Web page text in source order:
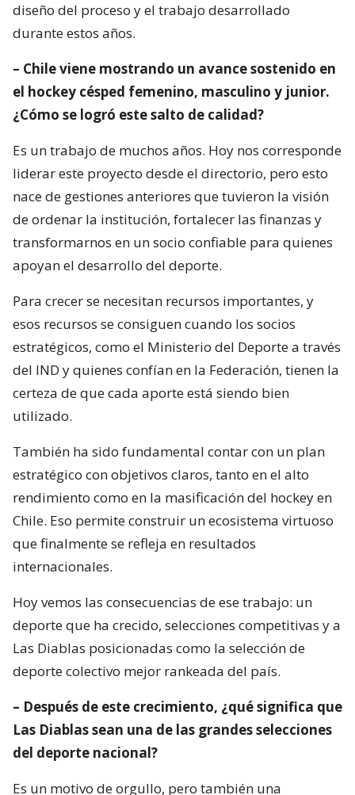
diseño del proceso y el trabajo desarrollado
durante estos años.
– Chile viene mostrando un avance sostenido en
el hockey césped femenino, masculino y junior.
¿Cómo se logró este salto de calidad?
Es un trabajo de muchos años. Hoy nos corresponde
liderar este proyecto desde el directorio, pero esto
nace de gestiones anteriores que tuvieron la visión
de ordenar la institución, fortalecer las finanzas y
transformarnos en un socio confiable para quienes
apoyan el desarrollo del deporte.
Para crecer se necesitan recursos importantes, y
esos recursos se consiguen cuando los socios
estratégicos, como el Ministerio del Deporte a través
del IND y quienes confían en la Federación, tienen la
certeza de que cada aporte está siendo bien
utilizado.
También ha sido fundamental contar con un plan
estratégico con objetivos claros, tanto en el alto
rendimiento como en la masificación del hockey en
Chile. Eso permite construir un ecosistema virtuoso
que finalmente se refleja en resultados
internacionales.
Hoy vemos las consecuencias de ese trabajo: un
deporte que ha crecido, selecciones competitivas y a
Las Diablas posicionadas como la selección de
deporte colectivo mejor rankeada del país.
– Después de este crecimiento, ¿qué significa que
Las Diablas sean una de las grandes selecciones
del deporte nacional?
Es un motivo de orgullo, pero también una